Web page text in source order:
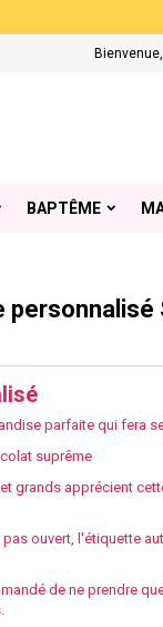
Bienvenue,
BAPTÊME
personnalisé
parfaite qui fera
suprême
grands apprécient
ouvert, l'étiquette
de ne prendre